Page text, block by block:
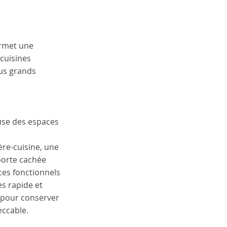
une
grands
des espaces
cuisine, une
cachée
fonctionnels
rapide et
conserver